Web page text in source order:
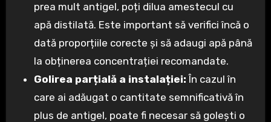
prea mult antigel, poți dilua amestecul cu
apă distilată. Este important să verifici încă o
dată proporțiile corecte și să adaugi apă până
la obținerea concentrației recomandate.
Golirea parțială a instalației: În cazul în
care ai adăugat o cantitate semnificativă în
plus de antigel, poate fi necesar să golești o